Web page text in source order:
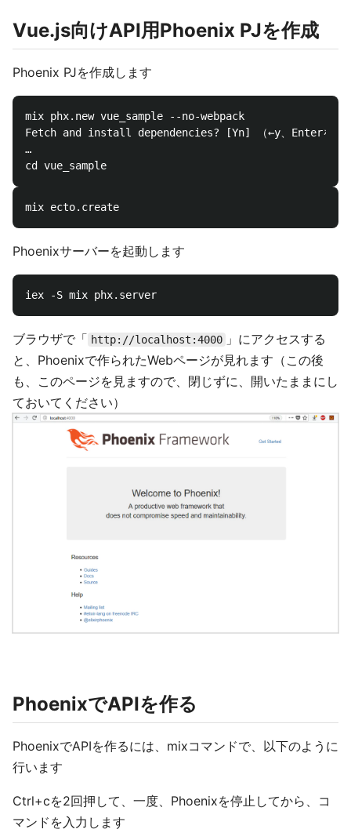
Vue.js向けAPI用Phoenix PJを作成
Phoenix PJを作成します
mix phx.new vue_sample --no-webpack
Fetch and install dependencies? [Yn] （←y、Enterを入
…
Phoenixサーバーを起動します
ブラウザで「 http://localhost:4000 」にアクセスする
と、Phoenixで作られたWebページが見れます（この後
も、このページを見ますので、閉じずに、開いたままにし
ておいてください）
PhoenixでAPIを作る
PhoenixでAPIを作るには、mixコマンドで、以下のように
行います
Ctrl+cを2回押して、一度、Phoenixを停止してから、コ
マンドを入力します